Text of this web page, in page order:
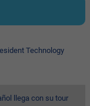
Technology
llega con su tour